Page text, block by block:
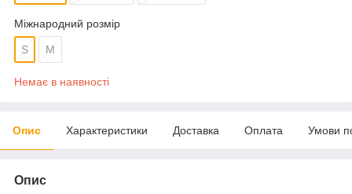
Міжнародний розмір
S М
Немає в наявності
Опис Характеристики Доставка Оплата Умови
Опис